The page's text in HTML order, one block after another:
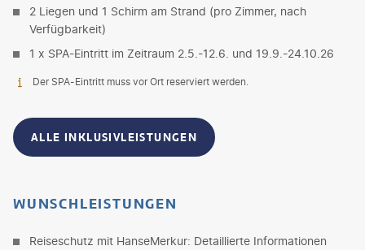
2 Liegen und 1 Schirm am Strand (pro Zimmer, nach
Verfügbarkeit)
1 x SPA-Eintritt im Zeitraum 2.5.-12.6. und 19.9.-24.10.26
Der SPA-Eintritt muss vor Ort reserviert werden.
ALLE INKLUSIVLEISTUNGEN
WUNSCHLEISTUNGEN
Reiseschutz mit HanseMerkur: Detaillierte Informationen